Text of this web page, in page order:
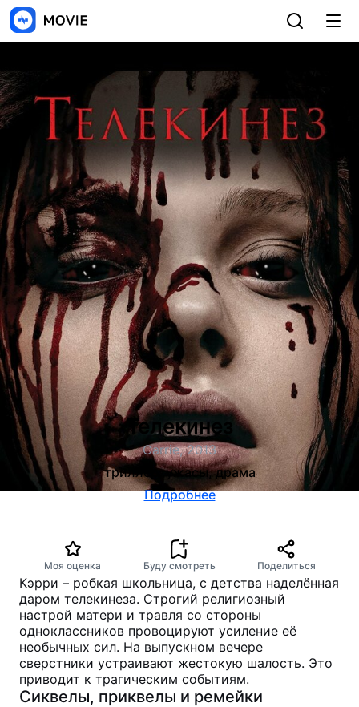
Телекинез
Carrie, 2013
триллер, ужасы, драма
Подробнее
Моя оценка Буду смотреть Поделиться
Кэрри – робкая школьница, с детства наделённая
даром телекинеза. Строгий религиозный
настрой матери и травля со стороны
одноклассников провоцируют усиление её
необычных сил. На выпускном вечере
сверстники устраивают жестокую шалость. Это
приводит к трагическим событиям.
Сиквелы, приквелы и ремейки